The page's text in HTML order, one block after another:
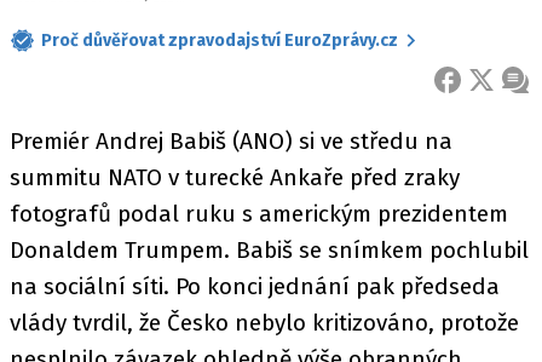
Proč důvěřovat zpravodajství EuroZprávy.cz
FACEBOOK
X
Premiér Andrej Babiš (ANO) si ve středu na
summitu NATO v turecké Ankaře před zraky
fotografů podal ruku s americkým prezidentem
Donaldem Trumpem. Babiš se snímkem pochlubil
na sociální síti. Po konci jednání pak předseda
vlády tvrdil, že Česko nebylo kritizováno, protože